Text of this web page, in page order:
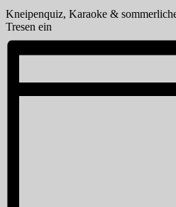
Kneipenquiz, Karaoke &
Tresen ein